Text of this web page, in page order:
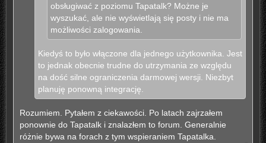
obsługiwać z poziomu Tapatalk? Możne je
wyszukać, ale nie wyświetlają się posty i nie ma
możliwości zalogowania.
Kiedyś to było włączone dla jednego użytkownika. Jest
to jednak obecnie trudne do utrzymania ze względu
na dość silne ograniczenia darmowej wersji. Niezbyt
planuję ponowną integrację.
Rozumiem. Pytałem z ciekawości. Po latach zajrzałem
ponownie do Tapatalk i znalazłem to forum. Generalnie
różnie bywa na forach z tym wspieraniem Tapatalka.